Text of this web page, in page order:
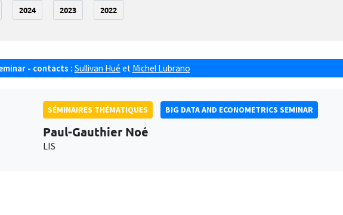
2024 2023 2022
- contacts : Sullivan Hué et Michel Lubrano
SÉMINAIRES THÉMATIQUES BIG DATA AND ECONOMETRICS SEMINAR
Paul-Gauthier Noé
LIS